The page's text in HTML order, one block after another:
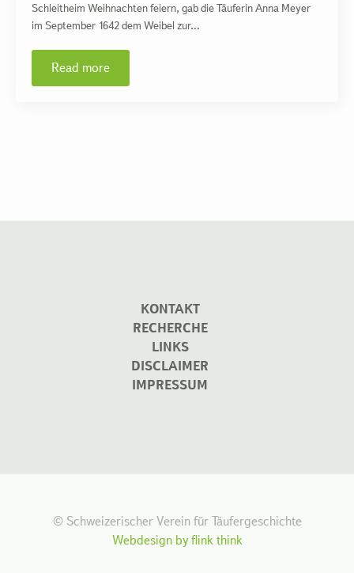
Schleitheim Weihnachten feiern, gab die Täuferin Anna Meyer
im September 1642 dem Weibel zur…
Read more
KONTAKT
RECHERCHE
LINKS
DISCLAIMER
IMPRESSUM
© Schweizerischer Verein für Täufergeschichte
Webdesign by flink think